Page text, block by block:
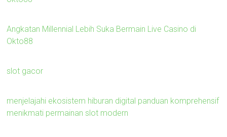
Angkatan Millennial Lebih Suka Bermain Live Casino di
Okto88
slot gacor
menjelajahi ekosistem hiburan digital panduan komprehensif
menikmati permainan slot modern